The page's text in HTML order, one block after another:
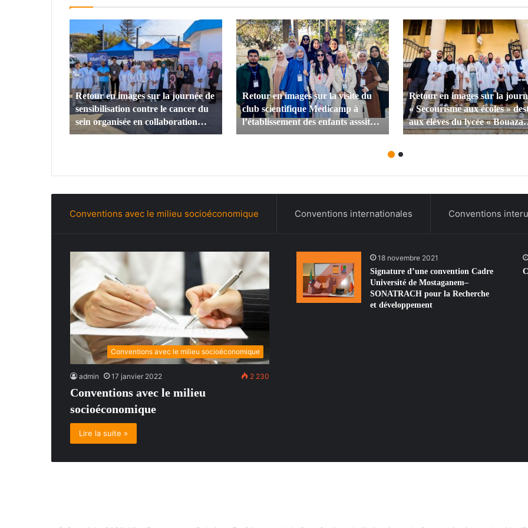
Retour en images sur la journée de
sensibilisation contre le cancer du
sein organisée en collaboration
avec Setram – tramway de
Retour en images sur la visite du
club scientifique Medicamp à
l’établissement des enfants asssités
« BELHAMRI Mohamed » en
Retour en images sur la
« Secourisme aux écoles »
aux élèves du lycée « Bouaza
Abdelkader » (les Castors)
Conventions avec le milieu socioéconomique Conventions internationales Conventions
Conventions avec le milieu socioéconomique
admin 17 janvier 2022 2 230
Conventions avec le milieu
socioéconomique
Lire la suite »
18 novembre 2021
Signature d’une convention Cadre
Université de Mostaganem–
SONATRACH pour la Recherche
et développement